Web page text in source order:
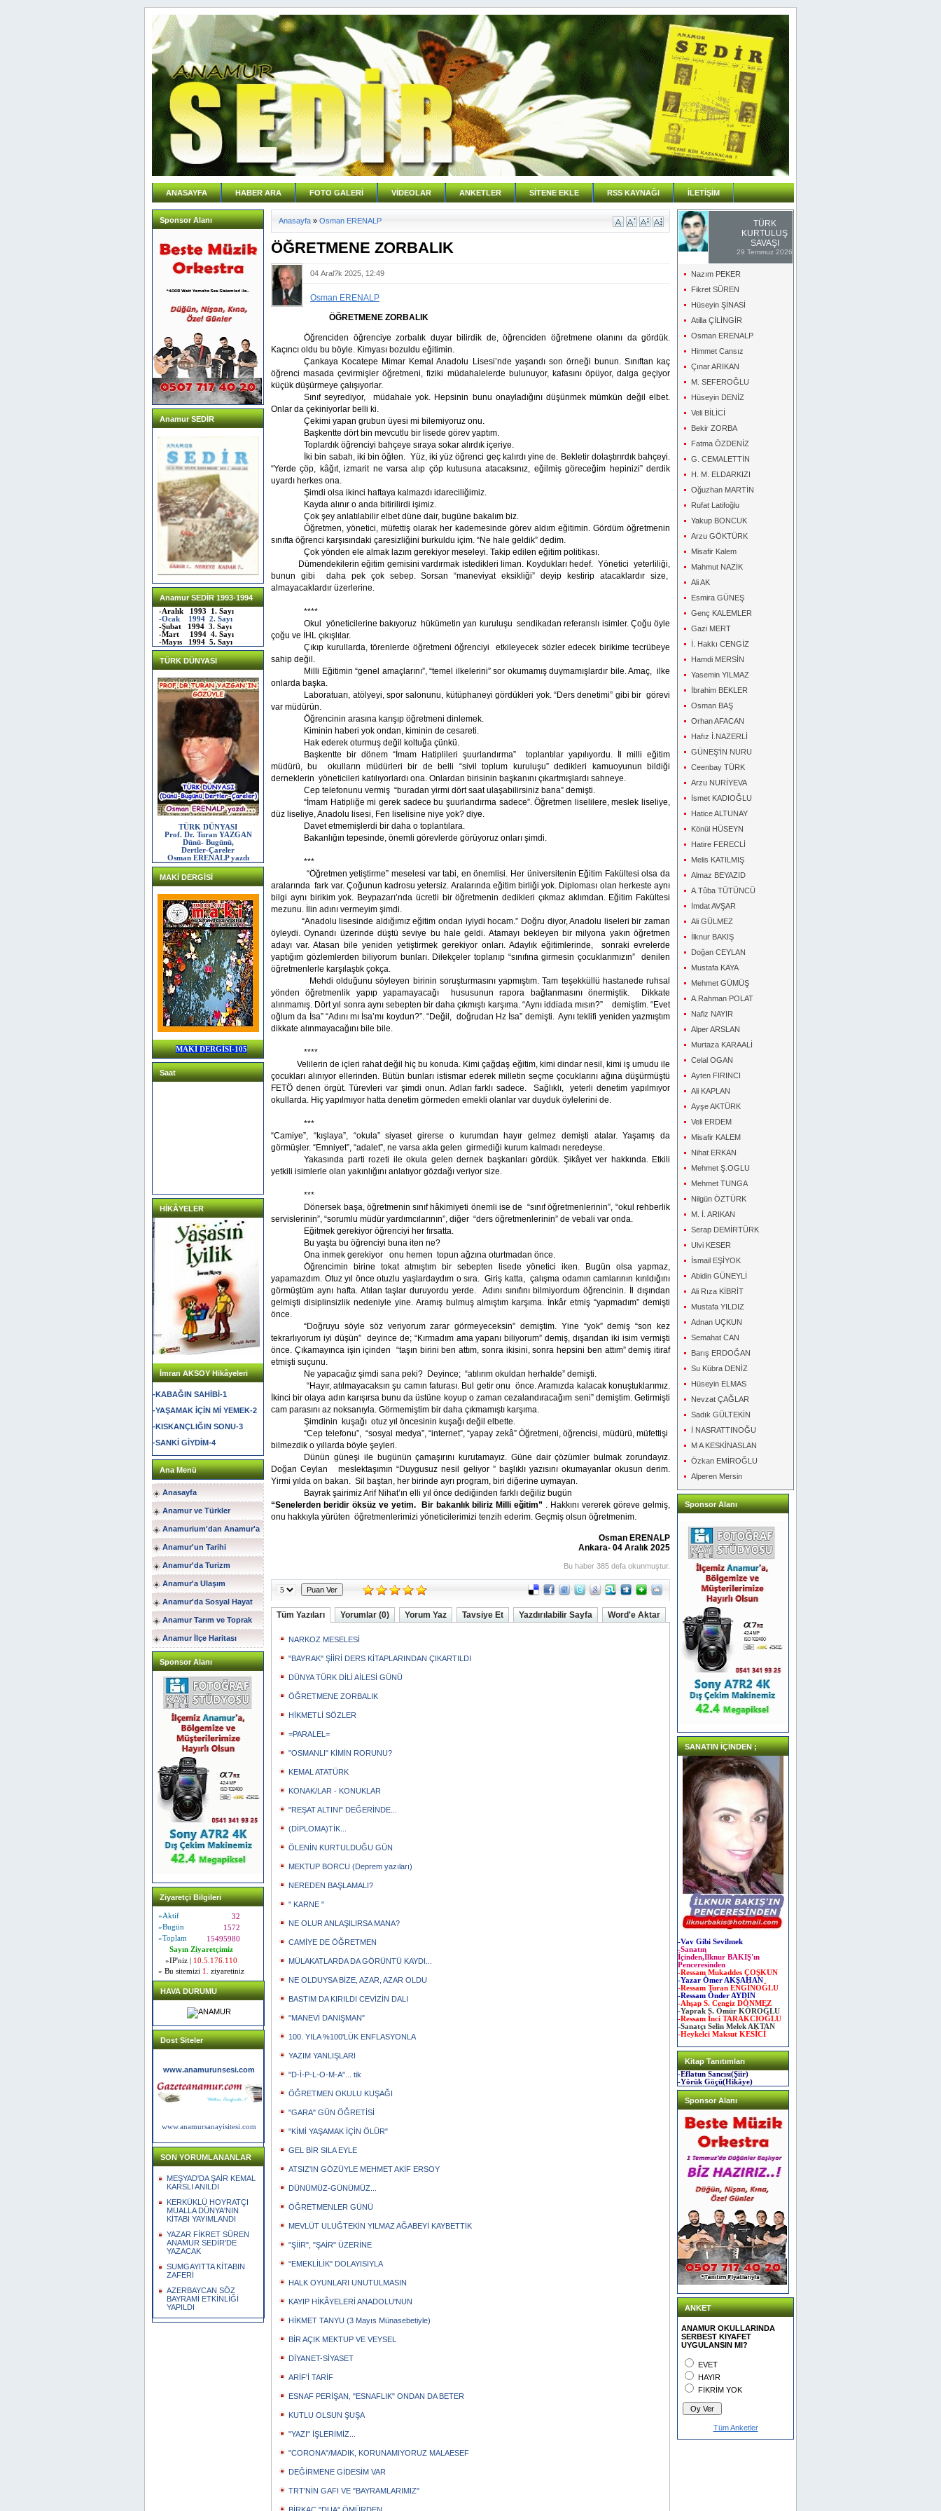
ANASAYFA HABER ARA FOTO GALERİ VİDEOLAR ANKETLER SİTENE EKLE RSS KAYNAĞI İLETİŞİM
Sponsor Alanı
Anamur SEDİR
Anamur SEDİR 1993-1994
-Aralık 1993 1. Sayı
-Ocak 1994 2. Sayı
-Şubat 1994 3. Sayı
-Mart 1994 4. Sayı
-Mayıs 1994 5. Sayı
TÜRK DÜNYASI
TÜRK DÜNYASI
Prof. Dr. Turan YAZGAN
Dünü- Bugünü,
Dertler-Çareler
Osman ERENALP yazdı
MAKİ DERGİSİ
MAKİ DERGİSİ-105
Saat
HİKÂYELER
İmran AKSOY Hikâyeleri
-KABAĞIN SAHİBİ-1
-YAŞAMAK İÇİN Mİ YEMEK-2
-KISKANÇLIĞIN SONU-3
-SANKİ GİYDİM-4
Ana Menü
Anasayfa
Anamur ve Türkler
Anamurium'dan Anamur'a
Anamur'un Tarihi
Anamur'da Turizm
Anamur'a Ulaşım
Anamur'da Sosyal Hayat
Anamur Tarım ve Toprak
Anamur İlçe Haritası
Sponsor Alanı
Ziyaretçi Bilgileri
»Aktif
32
»Bugün
1572
»Toplam
15495980
Sayın Ziyaretçimiz
»IP'niz |
10.5.176.110
» Bu sitemizi 1. ziyaretiniz
HAVA DURUMU
Dost Siteler
www.anamurunsesi.com
www.anamursanayisitesi.com
SON YORUMLANANLAR
MEŞYAD'DA ŞAİR KEMAL
KARSLI ANILDI
KERKÜKLÜ HOYRATÇI
MUALLA DÜNYA'NIN
KİTABI YAYIMLANDI
YAZAR FİKRET SÜREN
ANAMUR SEDİR'DE
YAZACAK
SUMGAYITTA KİTABIN
ZAFERİ
AZERBAYCAN SÖZ
BAYRAMİ ETKİNLİĞİ
YAPILDI
Anasayfa » Osman ERENALP
ÖĞRETMENE ZORBALIK
04 Aral?k 2025, 12:49
Osman ERENALP
ÖĞRETMENE ZORBALIK
Öğrenciden öğrenciye zorbalık duyar bilirdik de, öğrenciden öğretmene olanını da gördük.
Kaçıncı oldu bu böyle. Kimyası bozuldu eğitimin.
Çankaya Kocatepe Mimar Kemal Anadolu Lisesi’nde yaşandı son örneği bunun. Sınıftan kaç
öğrenci masada çevirmişler öğretmeni, fiziki müdahalelerde bulunuyor, kafasını öpüyor, dalga geçiyor
küçük düşürmeye çalışıyorlar.
Sınıf seyrediyor, müdahale yok. Hepsinin bunu onayladığını düşünmek mümkün değil elbet.
Onlar da çekiniyorlar belli ki.
Çekimi yapan grubun üyesi mi bilemiyoruz onu.
Başkentte dört bin mevcutlu bir lisede görev yaptım.
Toplardık öğrenciyi bahçeye sıraya sokar alırdık içeriye.
İki bin sabah, iki bin öğlen. Yüz, iki yüz öğrenci geç kalırdı yine de. Bekletir dolaştırırdık bahçeyi.
“Yerde çöp, kâğıt, izmarit ne varsa alıp çöp kutusuna atacaksınız, eğilmiş göreceğim hepinizi” derdik
uyardı herkes ona.
Şimdi olsa ikinci haftaya kalmazdı idareciliğimiz.
Kayda alınır o anda bitirilirdi işimiz.
Çok şey anlatılabilir elbet düne dair, bugüne bakalım biz.
Öğretmen, yönetici, müfettiş olarak her kademesinde görev aldım eğitimin. Gördüm öğretmenin
sınıfta öğrenci karşısındaki çaresizliğini burkuldu içim. “Ne hale geldik” dedim.
Çok yönden ele almak lazım gerekiyor meseleyi. Takip edilen eğitim politikası.
Dümendekilerin eğitim gemisini vardırmak istedikleri liman. Koydukları hedef. Yönetici yeterliliği,
bunun gibi daha pek çok sebep. Sorsan “maneviyat eksikliği” deyip kestirip atacaklardır size,
almayacaklardır üzerlerine.
****
Okul yöneticilerine bakıyoruz hükümetin yan kuruluşu sendikadan referanslı isimler. Çoğu öyle
çoğu ve İHL çıkışlılar.
Çıkıp kurullarda, törenlerde öğretmeni öğrenciyi etkileyecek sözler edecek birikime tecrübeye
sahip değil.
Milli Eğitimin “genel amaçlarını”, “temel ilkelerini” sor okumamış duymamışlardır bile. Amaç, ilke
onlarda başka.
Laboratuarı, atölyeyi, spor salonunu, kütüphaneyi gördükleri yok. “Ders denetimi” gibi bir görevi
var müdürün.
Öğrencinin arasına karışıp öğretmeni dinlemek.
Kiminin haberi yok ondan, kiminin de cesareti.
Hak ederek oturmuş değil koltuğa çünkü.
Başkentte bir dönem “İmam Hatiplileri şuurlandırma” toplantılar yapılıyordu. İl milli eğitim
müdürü, bu okulların müdürleri bir de belli “sivil toplum kuruluşu” dedikleri kamuoyunun bildiği
derneklerin yöneticileri katılıyorlardı ona. Onlardan birisinin başkanını çıkartmışlardı sahneye.
Cep telefonunu vermiş “buradan yirmi dört saat ulaşabilirsiniz bana” demişti.
“İmam Hatipliğe mi gerek sadece bu şuurlandırma sadece”. Öğretmen liselilere, meslek liseliye,
düz liseliye, Anadolu lisesi, Fen liselisine niye yok? diye.
Davet etmemişlerdi bir daha o toplantılara.
Bakanlığın tepesinde, önemli görevlerde görüyoruz onları şimdi.
***
“Öğretmen yetiştirme” meselesi var tabi, en önemlisi. Her üniversitenin Eğitim Fakültesi olsa da
aralarında fark var. Çoğunun kadrosu yetersiz. Aralarında eğitim birliği yok. Diploması olan herkeste aynı
bilgi aynı birikim yok. Beypazarı’nda ücretli bir öğretmenin dedikleri çıkmaz aklımdan. Eğitim Fakültesi
mezunu. İlin adını vermeyim şimdi.
“Anadolu lisesinde aldığımız eğitim ondan iyiydi hocam.” Doğru diyor, Anadolu liseleri bir zaman
öyleydi. Oynandı üzerinde düştü seviye bu hale geldi. Atamayı bekleyen bir milyona yakın öğretmen
adayı var. Atasan bile yeniden yetiştirmek gerekiyor onları. Adaylık eğitimlerinde, sonraki evrelerde
yaptığım gözlemlerden biliyorum bunları. Dilekçeler toplanıp “sınıfına girmesin çocuklarımızın” denilen
öğretmenlerle karşılaştık çokça.
Mehdi olduğunu söyleyen birinin soruşturmasını yapmıştım. Tam teşekküllü hastanede ruhsal
yönden öğretmenlik yapıp yapamayacağı hususunun rapora bağlanmasını önermiştik. Dikkate
alınmamış. Dört yıl sonra aynı sebepten bir daha çıkmıştı karşıma. “Aynı iddiada mısın?” demiştim. “Evet
oğlum da İsa” “Adını mı İsa’mı koydun?”. “Değil, doğrudan Hz İsa” demişti. Aynı teklifi yeniden yazmıştım
dikkate alınmayacağını bile bile.
****
Velilerin de içleri rahat değil hiç bu konuda. Kimi çağdaş eğitim, kimi dindar nesil, kimi iş umudu ile
çocukları alınıyor ellerinden. Bütün bunları istismar ederek milletin seçme çocuklarını ağına düşürmüştü
FETÖ denen örgüt. Türevleri var şimdi onun. Adları farklı sadece. Sağlıklı, yeterli denetim yapılmıyor
okullarda. Hiç yapılmıyor hatta denetim görmeden emekli olanlar var duyduk öylelerini de.
***
“Camiye”, “kışlaya”, “okula” siyaset girerse o kurumdan hayır gelmez demişti atalar. Yaşamış da
görmüşler. “Emniyet”, “adalet”, ne varsa akla gelen girmediği kurum kalmadı neredeyse.
Yakasında parti rozeti ile okula gelen dernek başkanları gördük. Şikâyet ver hakkında. Etkili
yetkili isimlerle olan yakınlığını anlatıyor gözdağı veriyor size.
***
Dönersek başa, öğretmenin sınıf hâkimiyeti önemli ise de “sınıf öğretmenlerinin”, “okul rehberlik
servislerinin”, “sorumlu müdür yardımcılarının”, diğer “ders öğretmenlerinin” de vebali var onda.
Eğitmek gerekiyor öğrenciyi her fırsatta.
Bu yaşta bu öğrenciyi buna iten ne?
Ona inmek gerekiyor onu hemen topun ağzına oturtmadan önce.
Öğrencimin birine tokat atmıştım bir sebepten lisede yönetici iken. Bugün olsa yapmaz,
yapamazdım. Otuz yıl önce otuzlu yaşlardaydım o sıra. Giriş katta, çalışma odamın camlarının kırıldığını
görmüştüm aynı hafta. Atılan taşlar duruyordu yerde. Adını sınıfını bilmiyordum öğrencinin. İl dışından
gelmişti disiplinsizlik nedeniyle yine. Aramış bulmuş almıştım karşıma. İnkâr etmiş “yapmadım” demişti
önce.
“Doğruyu söyle söz veriyorum zarar görmeyeceksin” demiştim. Yine “yok” demiş “son kez
tekrarlıyorum iyi düşün” deyince de; “Kırmadım ama yapanı biliyorum” demiş, dışarıdan iki isim vermişti
önce. Çıkamayınca işin içinden “taşın birini ben attım, sonra ikisini, sonra hepsini ben attım” demiş itiraf
etmişti suçunu.
Ne yapacağız şimdi sana peki? Deyince; “atılırım okuldan herhalde” demişti.
“Hayır, atılmayacaksın şu camın faturası. Bul getir onu önce. Aramızda kalacak konuştuklarımız.
İkinci bir olaya adın karışırsa bunu da üstüne koyup o zaman cezalandıracağım seni” demiştim. Getirmişti
cam parasını az noksanıyla. Görmemiştim bir daha çıkmamıştı karşıma.
Şimdinin kuşağı otuz yıl öncesinin kuşağı değil elbette.
“Cep telefonu”, “sosyal medya”, “internet”, “yapay zekâ” Öğretmeni, öğrencisi, müdürü, müfettişi
bilmezdik o yıllarda böyle şeyleri.
Dünün güneşi ile bugünün çamaşırını kurutamayız. Güne dair çözümler bulmak zorundayız.
Doğan Ceylan meslektaşımın “Duygusuz nesil geliyor ” başlıklı yazısını okumayanlar okusun derim.
Yirmi yılda on bakan. Sil baştan, her birinde ayrı program, biri diğerine uymayan.
Bayrak şairimiz Arif Nihat’ın elli yıl önce dediğinden farklı değiliz bugün
“Senelerden beridir öksüz ve yetim. Bir bakanlık biliriz Milli eğitim” . Hakkını vererek göreve gelmiş,
onu hakkıyla yürüten öğretmenlerimizi yöneticilerimizi tenzih ederim. Geçmiş olsun öğretmenim.
Osman ERENALP
Ankara- 04 Aralık 2025
Bu haber 385 defa okunmuştur.
Tüm Yazıları Yorumlar (0) Yorum Yaz Tavsiye Et Yazdırılabilir Sayfa Word'e Aktar
NARKOZ MESELESİ
"BAYRAK" ŞİİRİ DERS KİTAPLARINDAN ÇIKARTILDI
DÜNYA TÜRK DİLİ AİLESİ GÜNÜ
ÖĞRETMENE ZORBALIK
HİKMETLİ SÖZLER
=PARALEL=
"OSMANLI" KİMİN RORUNU?
KEMAL ATATÜRK
KONAK/LAR - KONUKLAR
"REŞAT ALTINI" DEĞERİNDE...
(DİPLOMA)TİK...
ÖLENİN KURTULDUĞU GÜN
MEKTUP BORCU (Deprem yazıları)
NEREDEN BAŞLAMALI?
" KARNE "
NE OLUR ANLAŞILIRSA MANA?
CAMİYE DE ÖĞRETMEN
MÜLAKATLARDA DA GÖRÜNTÜ KAYDI...
NE OLDUYSA BİZE, AZAR, AZAR OLDU
BASTIM DA KIRILDI CEVİZİN DALI
"MANEVİ DANIŞMAN"
100. YILA %100'LÜK ENFLASYONLA
YAZIM YANLIŞLARI
"D-İ-P-L-O-M-A"... tik
ÖĞRETMEN OKULU KUŞAĞI
"GARA" GÜN ÖĞRETİSİ
"KİMİ YAŞAMAK İÇİN ÖLÜR"
GEL BİR SILA EYLE
ATSIZ'IN GÖZÜYLE MEHMET AKİF ERSOY
DÜNÜMÜZ-GÜNÜMÜZ...
ÖĞRETMENLER GÜNÜ
MEVLÜT ULUĞTEKİN YILMAZ AĞABEYİ KAYBETTİK
"ŞİİR", "ŞAİR" ÜZERİNE
"EMEKLİLİK" DOLAYISIYLA
HALK OYUNLARI UNUTULMASIN
KAYIP HİKÂYELERİ ANADOLU'NUN
HİKMET TANYU (3 Mayıs Münasebetiyle)
BİR AÇIK MEKTUP VE VEYSEL
DİYANET-SİYASET
ARİF'İ TARİF
ESNAF PERİŞAN, "ESNAFLIK" ONDAN DA BETER
KUTLU OLSUN ŞUŞA
"YAZI" İŞLERİMİZ...
"CORONA"/MADIK, KORUNAMIYORUZ MALAESEF
DEĞİRMENE GİDESİM VAR
TRT'NİN GAFI VE "BAYRAMLARIMIZ"
TÜRK
KURTULUŞ
SAVAŞI
29 Temmuz 2026
Nazım PEKER
Fikret SÜREN
Hüseyin ŞİNASİ
Atilla ÇİLİNGİR
Osman ERENALP
Himmet Cansız
Çınar ARIKAN
M. SEFEROĞLU
Hüseyin DENİZ
Veli BİLİCİ
Bekir ZORBA
Fatma ÖZDENİZ
G. CEMALETTİN
H. M. ELDARKIZI
Oğuzhan MARTİN
Rufat Latifoğlu
Yakup BONCUK
Arzu GÖKTÜRK
Misafir Kalem
Mahmut NAZİK
Ali AK
Esmira GÜNEŞ
Genç KALEMLER
Gazi MERT
İ. Hakkı CENGİZ
Hamdi MERSİN
Yasemin YILMAZ
İbrahim BEKLER
Osman BAŞ
Orhan AFACAN
Hafız İ.NAZERLİ
GÜNEŞ'İN NURU
Ceenbay TÜRK
Arzu NURİYEVA
İsmet KADIOĞLU
Hatice ALTUNAY
Könül HÜSEYN
Hatire FERECLİ
Melis KATILMIŞ
Almaz BEYAZID
A.Tûba TÜTÜNCÜ
İmdat AVŞAR
Ali GÜLMEZ
İlknur BAKIŞ
Doğan CEYLAN
Mustafa KAYA
Mehmet GÜMÜŞ
A.Rahman POLAT
Nafiz NAYIR
Alper ARSLAN
Murtaza KARAALİ
Celal OGAN
Ayten FIRINCI
Ali KAPLAN
Ayşe AKTÜRK
Veli ERDEM
Misafir KALEM
Nihat ERKAN
Mehmet Ş.OGLU
Mehmet TUNGA
Nilgün ÖZTÜRK
M. İ. ARIKAN
Serap DEMİRTÜRK
Ulvi KESER
İsmail EŞİYOK
Abidin GÜNEYLİ
Ali Rıza KİBRİT
Mustafa YILDIZ
Adnan UÇKUN
Semahat CAN
Barış ERDOĞAN
Su Kübra DENİZ
Hüseyin ELMAS
Nevzat ÇAĞLAR
Sadık GÜLTEKİN
İ NASRATTINOĞU
M A KESKİNASLAN
Özkan EMİROĞLU
Alperen Mersin
Sponsor Alanı
SANATIN İÇİNDEN ;
-Vav Gibi Sevilmek
-Sanatın
İçinden,İlknur BAKIŞ'ın
Penceresinden
-Ressam Mukaddes ÇOŞKUN
-Yazar Ömer AKŞAHAN
-Ressam Turan ENGİNOĞLU
-Ressam Önder AYDIN
-Ahşap S. Cengiz DÖNMEZ
-Yaprak S. Ömür KÖROĞLU
-Ressam İnci TARAKCIOĞLU
-Sanatçı Selin Melek AKTAN
-Heykelci Maksut KESİCİ
Kitap Tanıtımları
-Eflatun Sancısı(Şiir)
-Yörük Göçü(Hikâye)
Sponsor Alanı
ANKET
ANAMUR OKULLARINDA
SERBEST KIYAFET
UYGULANSIN MI?
EVET
HAYIR
FİKRİM YOK
Tüm Anketler